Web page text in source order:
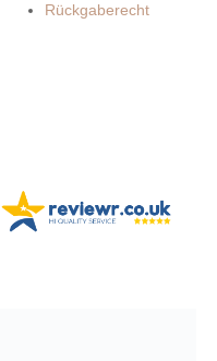
Rückgaberecht